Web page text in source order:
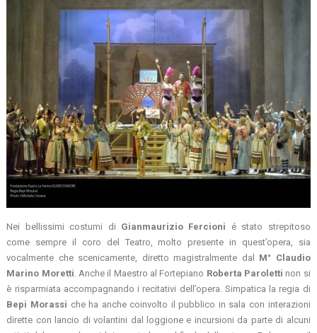
Nei bellissimi costumi di Gianmaurizio Fercioni é stato strepitoso
come sempre il coro del Teatro, molto presente in quest’opera, sia
vocalmente che scenicamente, diretto magistralmente dal M° Claudio
Marino Moretti. Anche il Maestro al Fortepiano Roberta Paroletti non si
è risparmiata accompagnando i recitativi dell’opera. Simpatica la regia di
Bepi Morassi che ha anche coinvolto il pubblico in sala con interazioni
dirette con lancio di volantini dal loggione e incursioni da parte di alcuni